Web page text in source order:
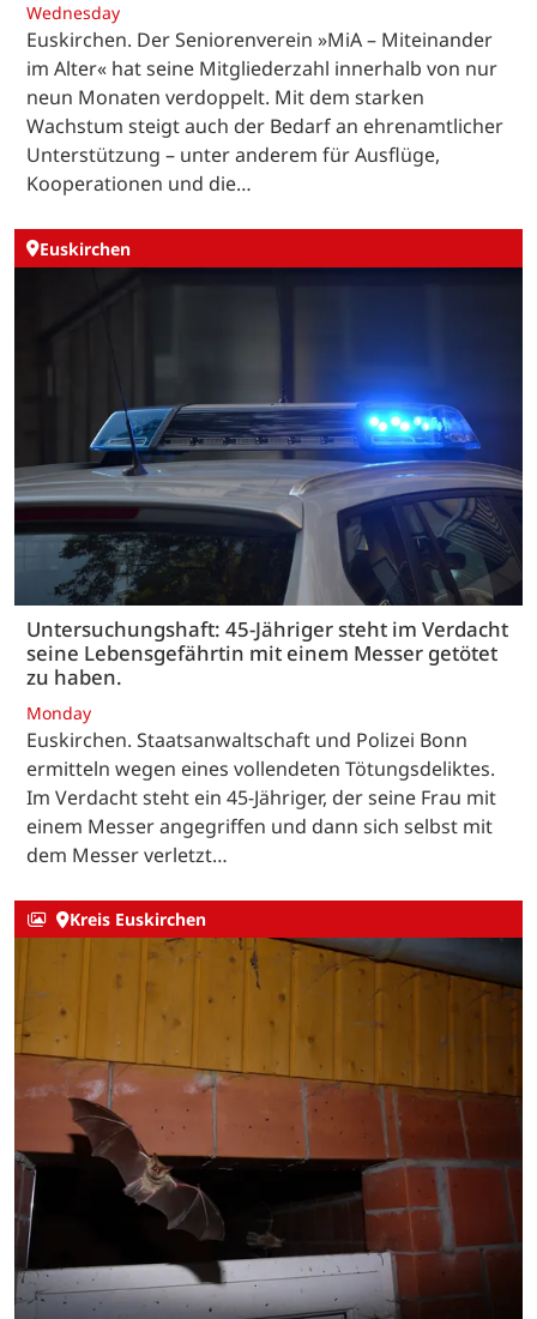
Wednesday
Euskirchen. Der Seniorenverein »MiA – Miteinander
im Alter« hat seine Mitgliederzahl innerhalb von nur
neun Monaten verdoppelt. Mit dem starken
Wachstum steigt auch der Bedarf an ehrenamtlicher
Unterstützung – unter anderem für Ausflüge,
Kooperationen und die…
Euskirchen
Untersuchungshaft: 45-Jähriger steht im Verdacht
seine Lebensgefährtin mit einem Messer getötet
zu haben.
Monday
Euskirchen. Staatsanwaltschaft und Polizei Bonn
ermitteln wegen eines vollendeten Tötungsdeliktes.
Im Verdacht steht ein 45-Jähriger, der seine Frau mit
einem Messer angegriffen und dann sich selbst mit
dem Messer verletzt…
Kreis Euskirchen